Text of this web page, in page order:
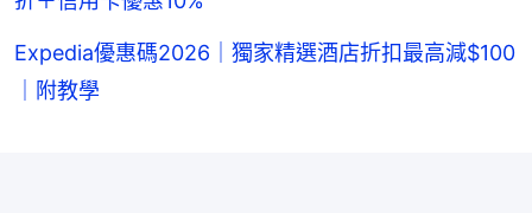
Expedia優惠碼2026｜獨家精選酒店折扣最高減$100
｜附教學